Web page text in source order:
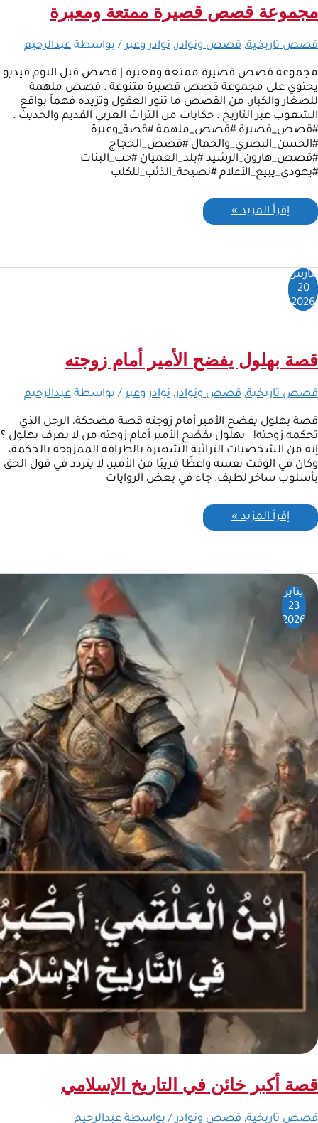
مجموعة قصص قصيرة ممتعة ومعبرة
قصص تاريخية, قصص ونوادر, نوادر وعبر / بواسطة عبدالرحيم
مجموعة قصص قصيرة ممتعة ومعبرة | قصص قبل النوم فيديو
يحتوي على مجموعة قصص قصيرة متنوعة . قصص ملهمة
للصغار والكبار. من القصص ما تنور العقول وتزيده فهماً بواقع
الشعوب عبر التاريخ . حكايات من التراث العربي القديم والحديث .
#قصص_قصيرة #قصص_ملهمة #قصة_وعبرة
#الحسن_البصري_والحمال #قصص_الحجاج
#قصص_هارون_الرشيد #بلد_العميان #حب_البنات
#يهودي_يبيع_الأعلام #نصيحة_الذئب_للكلب
إقرأ المزيد »
مارس
20
2026
قصة بهلول يفضح الأمير أمام زوجته
قصص تاريخية, قصص ونوادر, نوادر وعبر / بواسطة عبدالرحيم
قصة بهلول يفضح الأمير أمام زوجته قصة مضحكة، الرجل الذي
تحكمه زوجته! بهلول يفضح الأمير أمام زوجته من لا يعرف بهلول ؟
إنه من الشخصيات التراثية الشهيرة بالطرافة الممزوجة بالحكمة،
وكان في الوقت نفسه واعظًا قريبًا من الأمير، لا يتردد في قول الحق
بأسلوب ساخر لطيف. جاء في بعض الروايات
إقرأ المزيد »
يناير
23
2026
قصة أكبر خائن في التاريخ الإسلامي
قصص تاريخية, قصص ونوادر / بواسطة عبدالرحيم